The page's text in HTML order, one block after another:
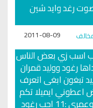
رغد وايد شين
2011-08-09
اسب زي بعض الناس
رغود ووليد قمران
تبغون ابغى اتعرف
اعطوني ايميلا تكم
انا اسمي غدير وطالعه سادس وعمري :11 احب رغود